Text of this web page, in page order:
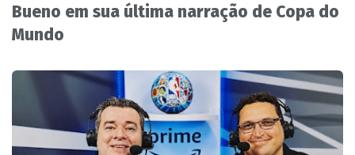
Bueno em sua última narração de Copa do
Mundo